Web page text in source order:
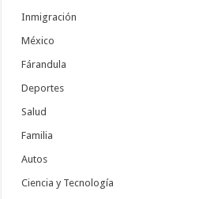
Inmigración
México
Fárandula
Deportes
Salud
Familia
Autos
Ciencia y Tecnología